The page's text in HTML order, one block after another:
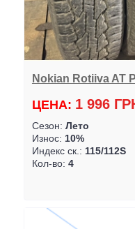
Nokian Rotiiva AT
ЦЕНА: 1 996
Сезон: Лето
Износ: 10%
Индекс ск.: 115/112S
Кол-во: 4